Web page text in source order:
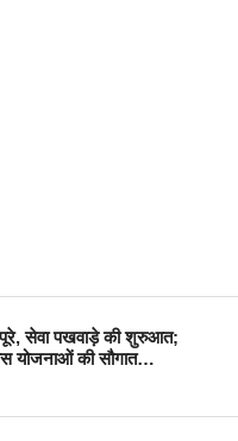
सेवा पखवाड़े की शुरुआत;
योजनाओं की सौगात…